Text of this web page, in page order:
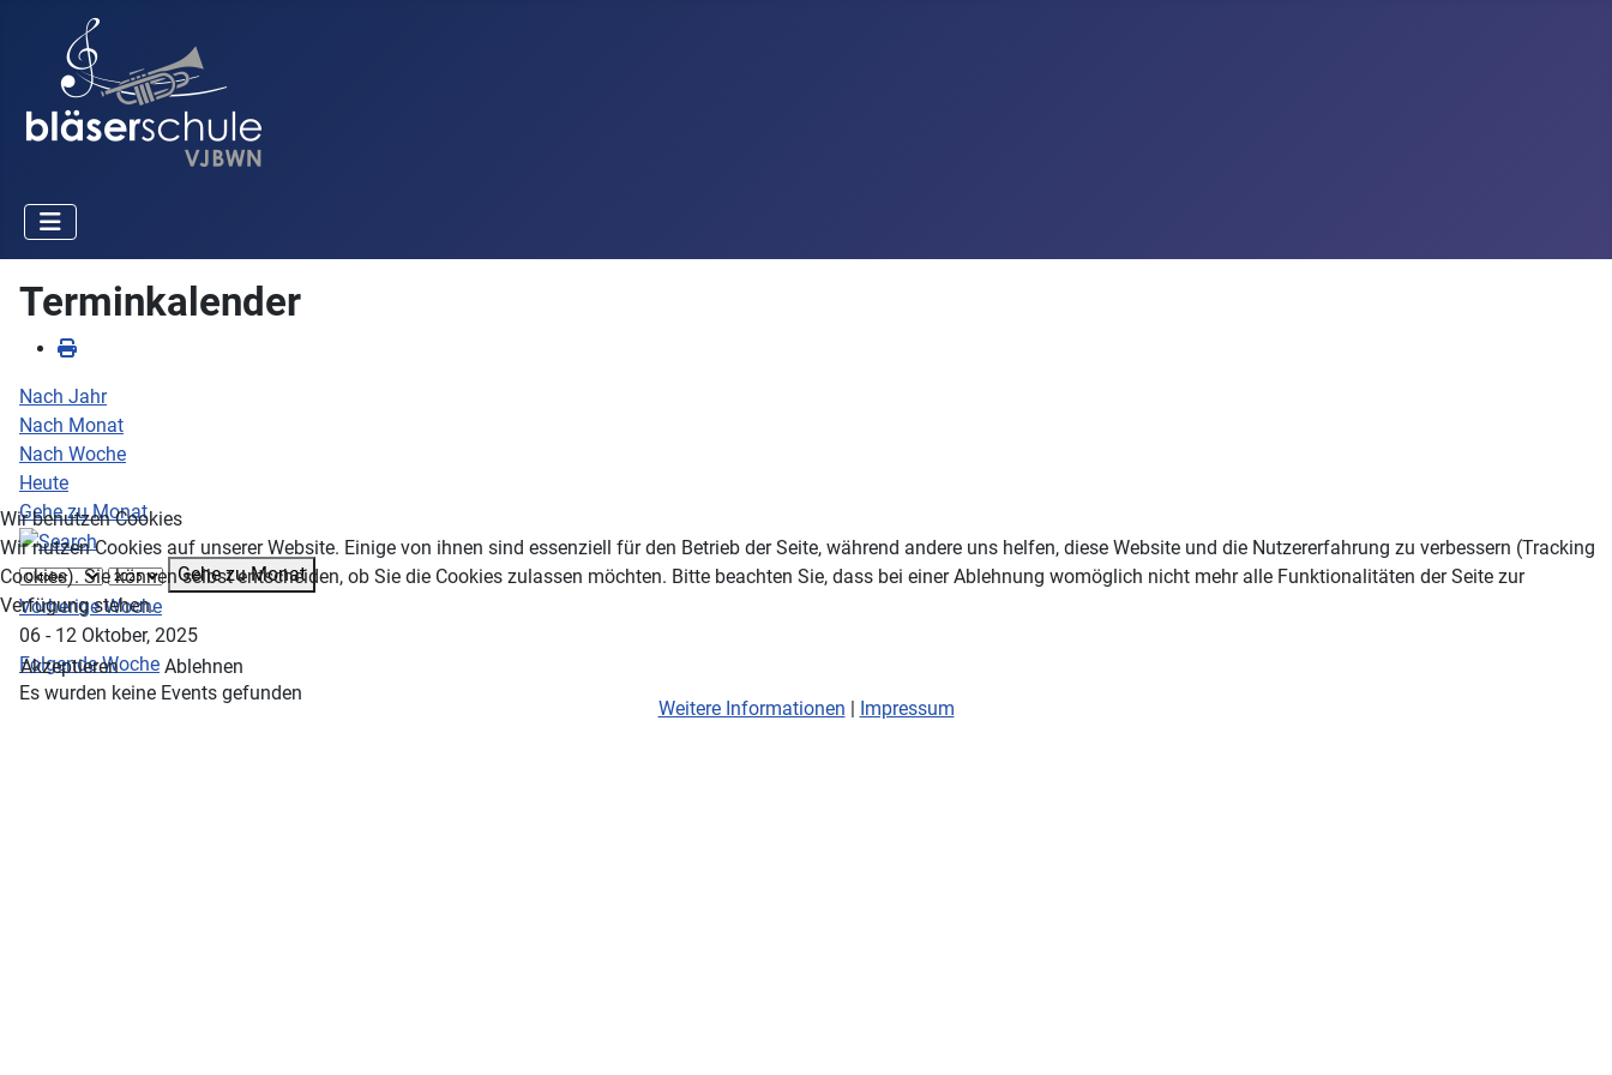
Terminkalender
Nach Jahr
Nach Monat
Nach Woche
Heute
Gehe zu Monat
Gehe zu Monat
Vorherige Woche
06 - 12 Oktober, 2025
Folgende Woche
Es wurden keine Events gefunden
Wir benutzen Cookies
Wir nutzen Cookies auf unserer Website. Einige von ihnen sind essenziell für den Betrieb der Seite, während andere uns helfen, diese Website und die Nutzererfahrung zu verbessern (Tracking
Cookies). Sie können selbst entscheiden, ob Sie die Cookies zulassen möchten. Bitte beachten Sie, dass bei einer Ablehnung womöglich nicht mehr alle Funktionalitäten der Seite zur
Verfügung stehen.
Akzeptieren
Ablehnen
Weitere Informationen | Impressum